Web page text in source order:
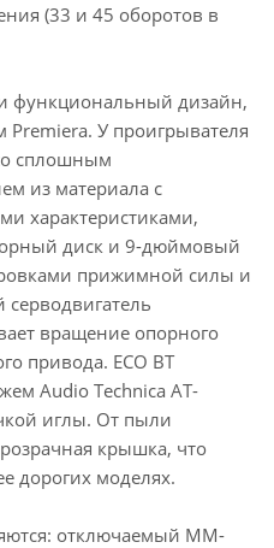
(33 и 45 оборотов в
функциональный дизайн,
Premiera. У проигрывателя
сплошным
из материала с
характеристиками,
диск и 9-дюймовый
прижимной силы и
вращение опорного
привода. ECO BT
Audio Technica AT-
иглы. От пыли
крышка, что
дорогих моделях.
отключаемый ММ-